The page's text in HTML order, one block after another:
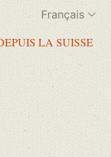
Français
LA SUISSE